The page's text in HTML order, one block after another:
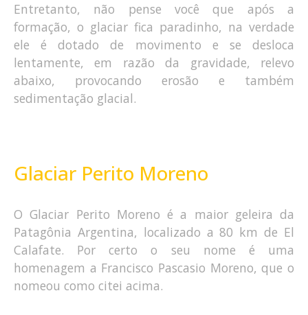
Entretanto, não pense você que após a
formação, o glaciar fica paradinho, na verdade
ele é dotado de movimento e se desloca
lentamente, em razão da gravidade, relevo
abaixo, provocando erosão e também
sedimentação glacial.
Glaciar Perito Moreno
O Glaciar Perito Moreno é a maior geleira da
Patagônia Argentina, localizado a 80 km de El
Calafate. Por certo o seu nome é uma
homenagem a Francisco Pascasio Moreno, que o
nomeou como citei acima.